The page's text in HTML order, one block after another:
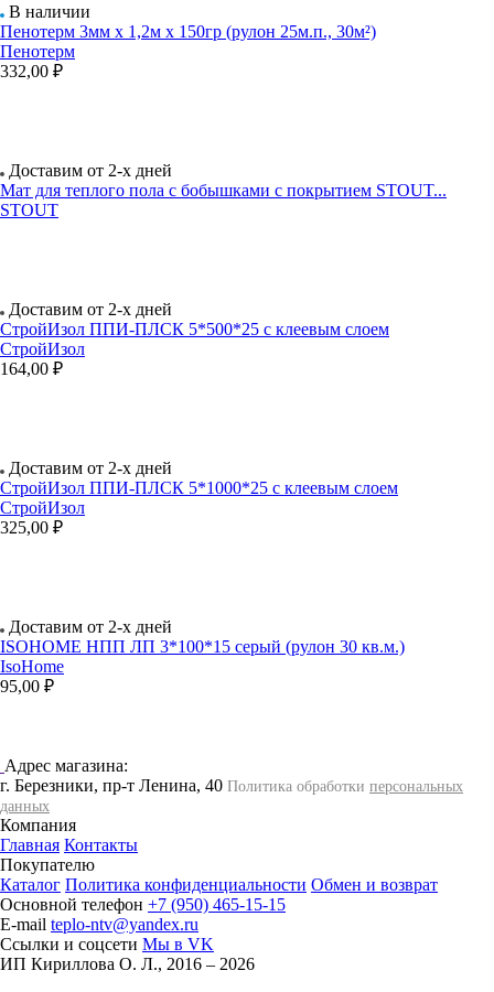
В наличии
Пенотерм 3мм х 1,2м х 150гр (рулон 25м.п., 30м²)
Пенотерм
332,00 ₽
Доставим от 2-х дней
Мат для теплого пола с бобышками с покрытием STOUT...
STOUT
Доставим от 2-х дней
СтройИзол ППИ-ПЛСК 5*500*25 с клеевым слоем
СтройИзол
164,00 ₽
Доставим от 2-х дней
СтройИзол ППИ-ПЛСК 5*1000*25 с клеевым слоем
СтройИзол
325,00 ₽
Доставим от 2-х дней
ISOHOME НПП ЛП 3*100*15 серый (рулон 30 кв.м.)
IsoHome
95,00 ₽
Адрес магазина:
г. Березники, пр-т Ленина, 40 Политика обработки персональных
данных
Компания
Главная Контакты
Покупателю
Каталог Политика конфиденциальности Обмен и возврат
Основной телефон +7 (950) 465-15-15
E-mail teplo-ntv@yandex.ru
Ссылки и соцсети Мы в VK
ИП Кириллова О. Л., 2016 – 2026